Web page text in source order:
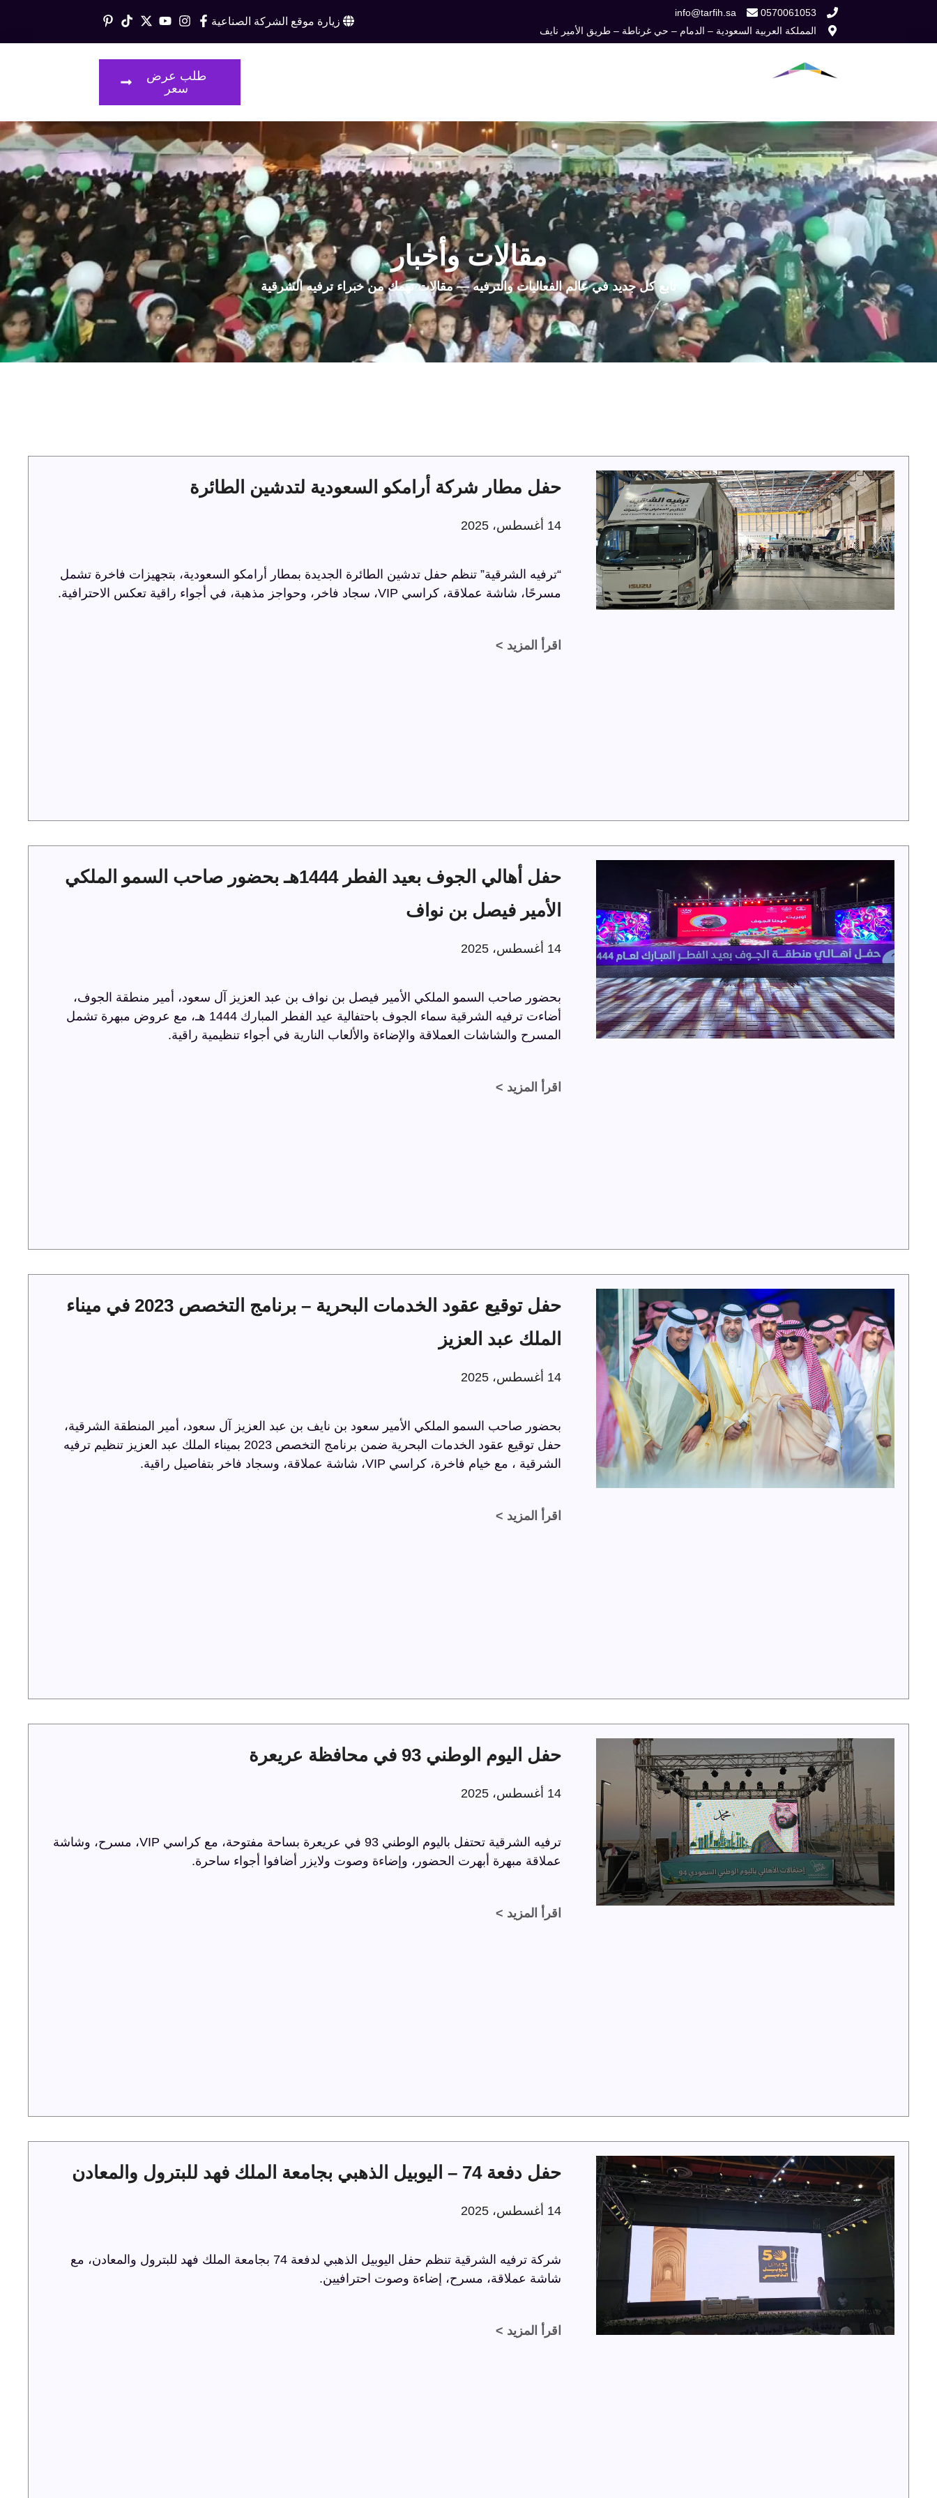
0570061053
info@tarfih.sa
المملكة العربية السعودية – الدمام – حي غرناطة – طريق الأمير نايف
زيارة موقع الشركة الصناعية
طلب عرض
سعر
مقالات وأخبار
تابع كل جديد في عالم الفعاليات والترفيه — مقالات تهمك من خبراء ترفيه الشرقية
حفل مطار شركة أرامكو السعودية لتدشين الطائرة
14 أغسطس، 2025
“ترفيه الشرقية” تنظم حفل تدشين الطائرة الجديدة بمطار أرامكو السعودية، بتجهيزات فاخرة تشمل
مسرحًا، شاشة عملاقة، كراسي VIP، سجاد فاخر، وحواجز مذهبة، في أجواء راقية تعكس الاحترافية.
اقرأ المزيد >
حفل أهالي الجوف بعيد الفطر 1444هـ بحضور صاحب السمو الملكي
الأمير فيصل بن نواف
14 أغسطس، 2025
بحضور صاحب السمو الملكي الأمير فيصل بن نواف بن عبد العزيز آل سعود، أمير منطقة الجوف،
أضاءت ترفيه الشرقية سماء الجوف باحتفالية عيد الفطر المبارك 1444 هـ، مع عروض مبهرة تشمل
المسرح والشاشات العملاقة والإضاءة والألعاب النارية في أجواء تنظيمية راقية.
اقرأ المزيد >
حفل توقيع عقود الخدمات البحرية – برنامج التخصص 2023 في ميناء
الملك عبد العزيز
14 أغسطس، 2025
بحضور صاحب السمو الملكي الأمير سعود بن نايف بن عبد العزيز آل سعود، أمير المنطقة الشرقية،
حفل توقيع عقود الخدمات البحرية ضمن برنامج التخصص 2023 بميناء الملك عبد العزيز تنظيم ترفيه
الشرقية ، مع خيام فاخرة، كراسي VIP، شاشة عملاقة، وسجاد فاخر بتفاصيل راقية.
اقرأ المزيد >
حفل اليوم الوطني 93 في محافظة عريعرة
14 أغسطس، 2025
ترفيه الشرقية تحتفل باليوم الوطني 93 في عريعرة بساحة مفتوحة، مع كراسي VIP، مسرح، وشاشة
عملاقة مبهرة أبهرت الحضور، وإضاءة وصوت ولايزر أضافوا أجواء ساحرة.
اقرأ المزيد >
حفل دفعة 74 – اليوبيل الذهبي بجامعة الملك فهد للبترول والمعادن
14 أغسطس، 2025
شركة ترفيه الشرقية تنظم حفل اليوبيل الذهبي لدفعة 74 بجامعة الملك فهد للبترول والمعادن، مع
شاشة عملاقة، مسرح، إضاءة وصوت احترافيين.
اقرأ المزيد >